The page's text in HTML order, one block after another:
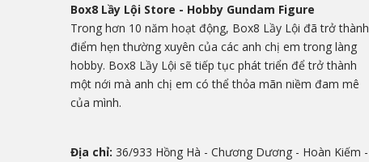
Box8 Lầy Lội Store - Hobby Gundam Figure
Trong hơn 10 năm hoạt động, Box8 Lầy Lội đã trở thành
điểm hẹn thường xuyên của các anh chị em trong làng
hobby. Box8 Lầy Lội sẽ tiếp tục phát triển để trở thành
một nới mà anh chị em có thể thỏa mãn niềm đam mê
của mình.
Địa chỉ: 36/933 Hồng Hà - Chương Dương - Hoàn Kiếm -